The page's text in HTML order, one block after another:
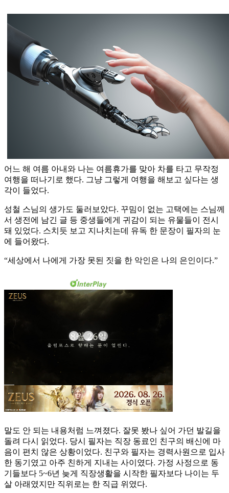
어느 해 여름 아내와 나는 여름휴가를 맞아 차를 타고 무작정
여행을 떠나기로 했다. 그냥 그렇게 여행을 해보고 싶다는 생
각이 들었다.
성철 스님의 생가도 둘러보았다. 꾸밈이 없는 고택에는 스님께
서 생전에 남긴 글 등 중생들에게 귀감이 되는 유물들이 전시
돼 있었다. 스치듯 보고 지나치는데 유독 한 문장이 필자의 눈
에 들어왔다.
“세상에서 나에게 가장 못된 짓을 한 악인은 나의 은인이다.”
말도 안 되는 내용처럼 느껴졌다. 잘못 봤나 싶어 가던 발길을
돌려 다시 읽었다. 당시 필자는 직장 동료인 친구의 배신에 마
음이 편치 않은 상황이었다. 친구와 필자는 경력사원으로 입사
한 동기였고 아주 친하게 지내는 사이였다. 가정 사정으로 동
기들보다 5~6년 늦게 직장생활을 시작한 필자보다 나이는 두
살 아래였지만 직위로는 한 직급 위였다.